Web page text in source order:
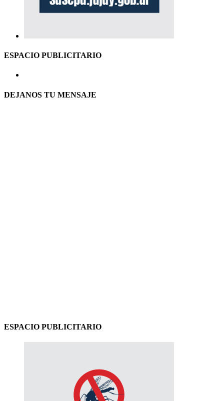
ESPACIO PUBLICITARIO
DEJANOS TU MENSAJE
ESPACIO PUBLICITARIO